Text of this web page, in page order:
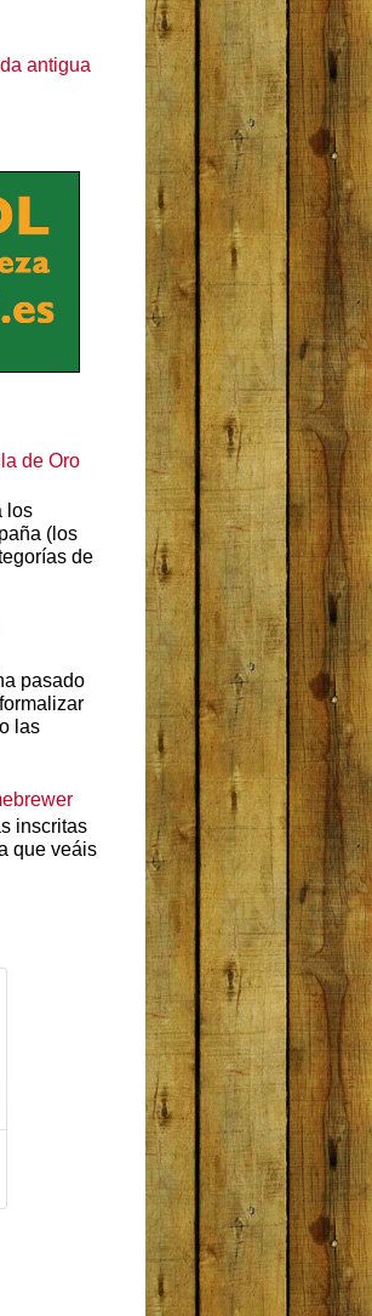
antigua
de Oro
los
(los
de
pasado
las
inscritas
que veáis